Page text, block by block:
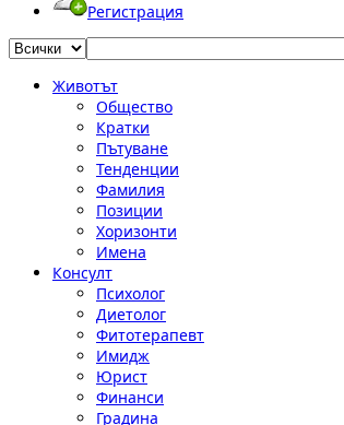
Регистрация
Животът
Общество
Кратки
Пътуване
Тенденции
Фамилия
Позиции
Хоризонти
Имена
Консулт
Психолог
Диетолог
Фитотерапевт
Имидж
Юрист
Финанси
Градина